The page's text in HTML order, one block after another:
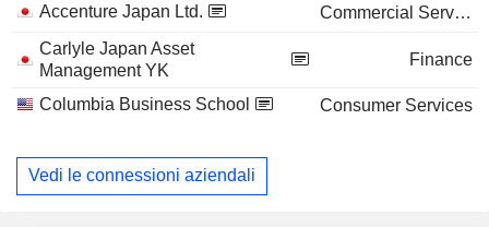
Accenture Japan Ltd.
Commercial Services
Carlyle Japan Asset
Management YK
Finance
Columbia Business School Consumer Services
Vedi le connessioni aziendali